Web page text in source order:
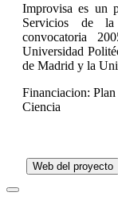
Improvisa es un
Servicios de
convocatoria
Universidad
de Madrid y la
Financiacion:
Ciencia
Web del proyecto